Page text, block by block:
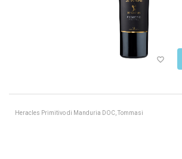
Heracles Primitivo di Manduria DOC, Tommasi